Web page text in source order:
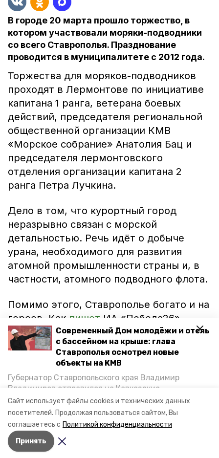
Сайт использует файлы cookies и технических данных
посетителей. Продолжая пользоваться сайтом, Вы
соглашаетесь с Политикой конфиденциальности
Принять
Современный Дом молодёжи и отель
с бассейном на крыше: глава
Ставрополья осмотрел новые
объекты на КМВ
Губернатор Ставропольского края Владимир
Владимиров отправился на Кавказские
Минеральные Воды, чтобы проинспектировать
строительство объектов в Кисловодске и
Минводах, а также выслушать предложения о
постройке новых точек притяжения для местных
жителей. Подробнее — в материале «Победы26».
В городе 20 марта прошло торжество, в
котором участвовали моряки-подводники
со всего Ставрополья. Празднование
проводится в муниципалитете с 2012 года.
Торжества для моряков-подводников
проходят в Лермонтове по инициативе
капитана 1 ранга, ветерана боевых
действий, председателя региональной
общественной организации КМВ
«Морское собрание» Анатолия Бац и
председателя лермонтовского
отделения организации капитана 2
ранга Петра Лучкина.
Дело в том, что курортный город
неразрывно связан с морской
детальностью. Речь идёт о добыче
урана, необходимого для развития
атомной промышленности страны и, в
частности, атомного подводного флота.
Помимо этого, Ставрополье богато и на
героев. Как пишет ИА «Победа26»,
уроженец Ставрополя Иван Бурмистров
стал первым подводником,
удостоенным звания Героя Советского
Союза за мужество и героизм,
проявленные в боях в Испании.
Фото: pixabay.com
Авторы: Вита Кузьменко